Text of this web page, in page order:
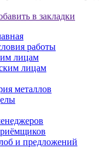
в закладки
работы
лицам
лицам
металлов
и предложений